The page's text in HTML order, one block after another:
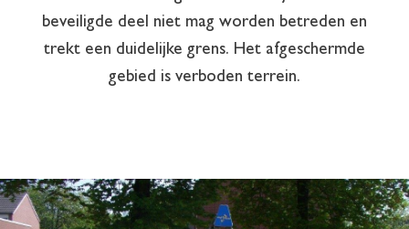
beveiligde deel niet mag worden betreden en
trekt een duidelijke grens. Het afgeschermde
gebied is verboden terrein.